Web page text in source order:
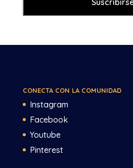
CONECTA CON LA COMUNIDAD
Instagram
Facebook
Youtube
Pinterest